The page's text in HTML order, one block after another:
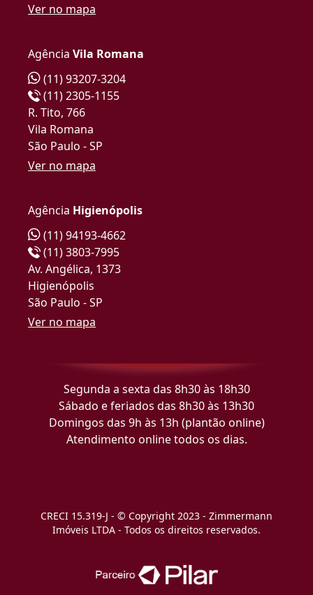
Ver no mapa
Agência Vila Romana
(11) 93207-3204
(11) 2305-1155
R. Tito, 766
Vila Romana
São Paulo - SP
Ver no mapa
Agência Higienópolis
(11) 94193-4662
(11) 3803-7995
Av. Angélica, 1373
Higienópolis
São Paulo - SP
Ver no mapa
Segunda a sexta das 8h30 às 18h30
Sábado e feriados das 8h30 às 13h30
Domingos das 9h às 13h (plantão online)
Atendimento online todos os dias.
CRECI 15.319-J - © Copyright 2023 - Zimmermann
Imóveis LTDA - Todos os direitos reservados.